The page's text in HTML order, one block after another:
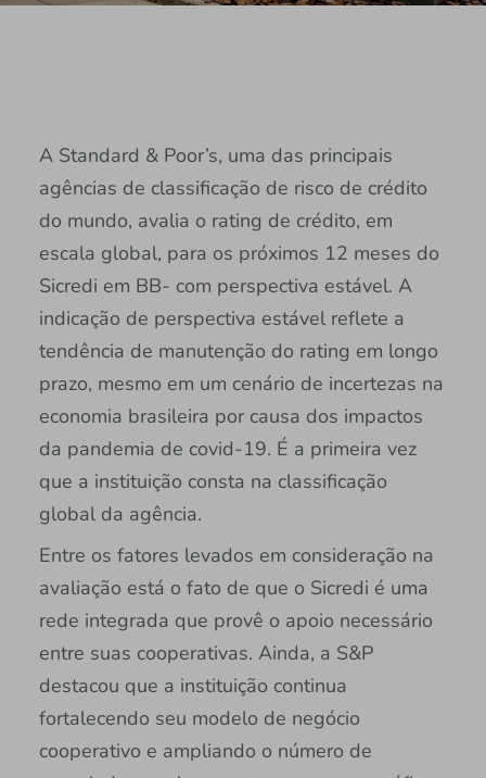
A Standard & Poor’s, uma das principais
agências de classificação de risco de crédito
do mundo, avalia o rating de crédito, em
escala global, para os próximos 12 meses do
Sicredi em BB- com perspectiva estável. A
indicação de perspectiva estável reflete a
tendência de manutenção do rating em longo
prazo, mesmo em um cenário de incertezas na
economia brasileira por causa dos impactos
da pandemia de covid-19. É a primeira vez
que a instituição consta na classificação
global da agência.
Entre os fatores levados em consideração na
avaliação está o fato de que o Sicredi é uma
rede integrada que provê o apoio necessário
entre suas cooperativas. Ainda, a S&P
destacou que a instituição continua
fortalecendo seu modelo de negócio
cooperativo e ampliando o número de